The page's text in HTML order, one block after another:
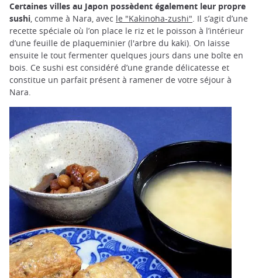
Certaines villes au Japon possèdent également leur propre
sushi, comme à Nara, avec le "Kakinoha-zushi". Il s’agit d’une
recette spéciale où l’on place le riz et le poisson à l’intérieur
d’une feuille de plaqueminier (l'arbre du kaki). On laisse
ensuite le tout fermenter quelques jours dans une boîte en
bois. Ce sushi est considéré d’une grande délicatesse et
constitue un parfait présent à ramener de votre séjour à
Nara.